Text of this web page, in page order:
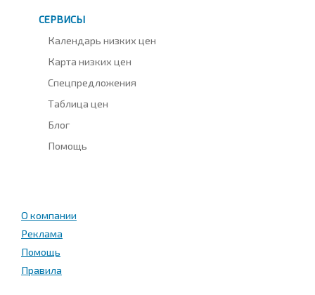
СЕРВИСЫ
Календарь низких цен
Карта низких цен
Спецпредложения
Таблица цен
Блог
Помощь
О компании
Реклама
Помощь
Правила